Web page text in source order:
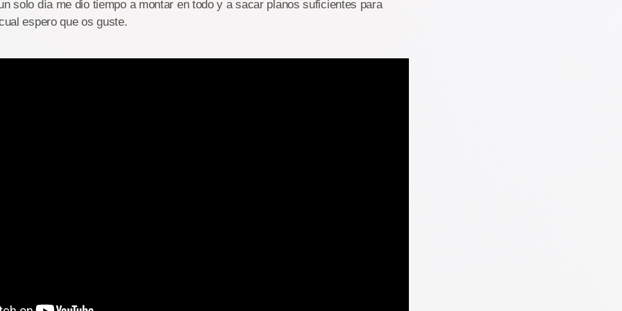
solo día me dio tiempo a montar en todo y a sacar planos suficientes para
espero que os guste.